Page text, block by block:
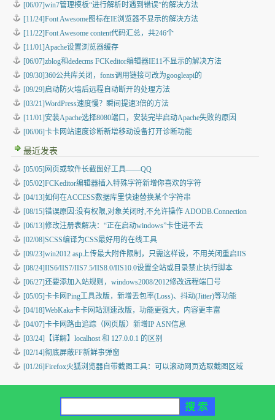
[06/07]win7管理模板“进行解析时遇到错误”的解决方法
[11/24]Font Awesome图标在IE浏览器不显示的解决方法
[11/22]Font Awesome content代码汇总，共246个
[11/01]Apache设置浏览器缓存
[06/07]zblog和dedecms FCKeditor编辑器IE11不显示的解决方法
[09/30]360公共库关闭，fonts调用链接可改为googleapi的
[09/29]启动防火墙后远程自动断开的处理方法
[03/21]WordPress速度慢？瞬间提速3倍的方法
[11/01]安装Apache选择8080端口，安装完毕启动Apache失败的原因
[06/06]卡卡网站速度诊断新增移动设备打开诊断功能
最近发表
[05/05] 网页或软件长截图好工具——QQ
[05/02]FCKeditor编辑器插入特殊字符新增你喜欢的字符
[04/13]如何在ACCESS数据库里快速替换某个字符串
[08/15]错误原因:没有权限,对象关闭时,不允许操作 ADODB.Connection
[06/13]修改注册表解决：“正在启动windows”卡住进不去
[02/08]SCSS编译为CSS最好用的在线工具
[09/23]win2012 asp上传最大附件限制，只需这样设，不用关闭重启IIS
[08/24]IIS6/IIS7/IIS7.5/IIS8.0/IIS10.0设置全站或目录禁止执行脚本
[06/27]还要添加入站规则，windows2008/2012修改远程端口号
[05/05]卡卡网Ping工具改版，新增丢包率(Loss)、抖动(Jitter)等功能
[04/18]WebKaka卡卡网站测速改版，功能更强大，内容更丰富
[04/07]卡卡网路由追踪（网页版）新增IP ASN信息
[03/24] 【详解】localhost 和 127.0.0.1 的区别
[02/14]彻底屏蔽FF新鲜事弹窗
[01/26]Firefox火狐浏览器自带截图工具：可以滚动网页选取截图区域